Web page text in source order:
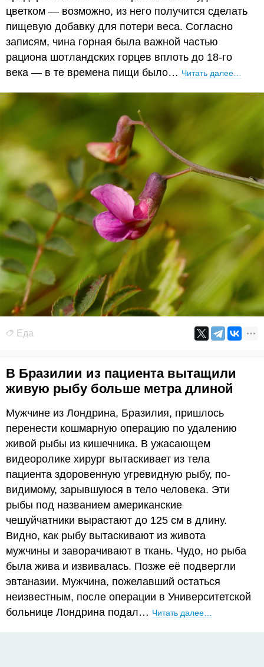
цветком — возможно, из него получится сделать
пищевую добавку для потери веса. Согласно
записям, чина горная была важной частью
рациона шотландских горцев вплоть до 18-го
века — в те времена пищи было… Читать далее…
Еда
В Бразилии из пациента вытащили
живую рыбу больше метра длиной
Мужчине из Лондрина, Бразилия, пришлось
перенести кошмарную операцию по удалению
живой рыбы из кишечника. В ужасающем
видеоролике хирург вытаскивает из тела
пациента здоровенную угревидную рыбу, по-
видимому, зарывшуюся в тело человека. Эти
рыбы под названием американские
чешуйчатники вырастают до 125 см в длину.
Видно, как рыбу вытаскивают из живота
мужчины и заворачивают в ткань. Чудо, но рыба
была жива и извивалась. Позже её подвергли
эвтаназии. Мужчина, пожелавший остаться
неизвестным, после операции в Университетской
больнице Лондрина подал… Читать далее…